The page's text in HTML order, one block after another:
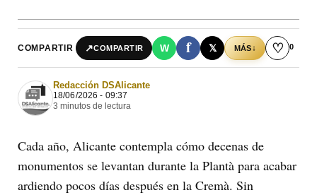
COMPARTIR ↗COMPARTIR W f 𝕏 MÁS↓ ♡ 0
Redacción DSAlicante
18/06/2026 - 09:37
3 minutos de lectura
Cada año, Alicante contempla cómo decenas de
monumentos se levantan durante la Plantà para acabar
ardiendo pocos días después en la Cremà. Sin